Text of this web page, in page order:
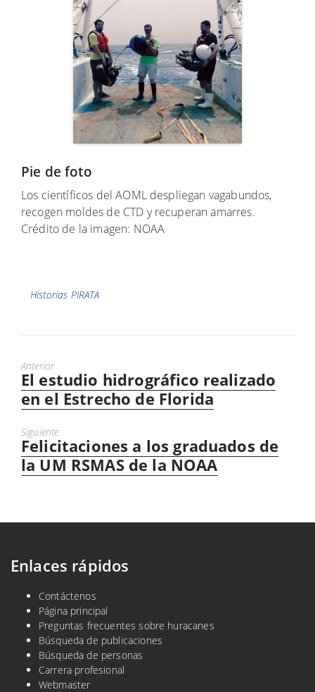
Pie de foto
Los científicos del AOML despliegan vagabundos,
recogen moldes de CTD y recuperan amarres.
Crédito de la imagen: NOAA
Etiquetas
Historias PIRATA
Anterior
Puesto
anterior:
El estudio hidrográfico realizado
en el Estrecho de Florida
Siguiente
Próximo
mensaje:
Felicitaciones a los graduados de
la UM RSMAS de la NOAA
Enlaces rápidos
Contáctenos
Página principal
Preguntas frecuentes sobre huracanes
Búsqueda de publicaciones
Búsqueda de personas
Carrera profesional
Webmaster